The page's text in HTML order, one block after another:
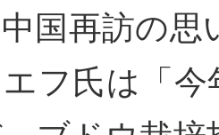
国再訪の
フ氏は「